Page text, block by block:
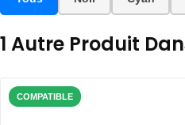
1 Autre Produit
COMPATIBLE